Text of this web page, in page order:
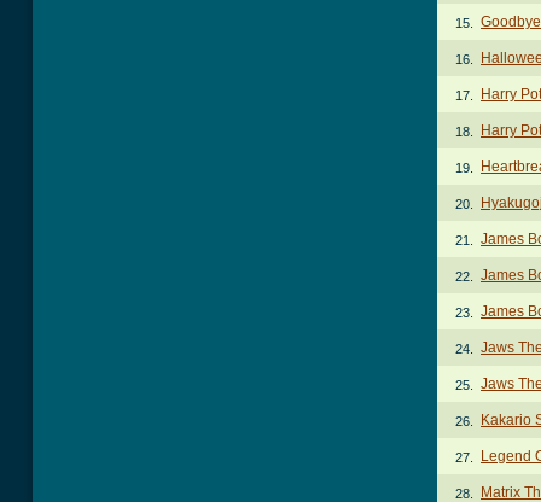
15.
16.
17. Harry
18. Harry
19.
20.
21. James
22. James
23. James
24. Jaws
25. Jaws
26. Kakario
27. Legend
28. Matrix